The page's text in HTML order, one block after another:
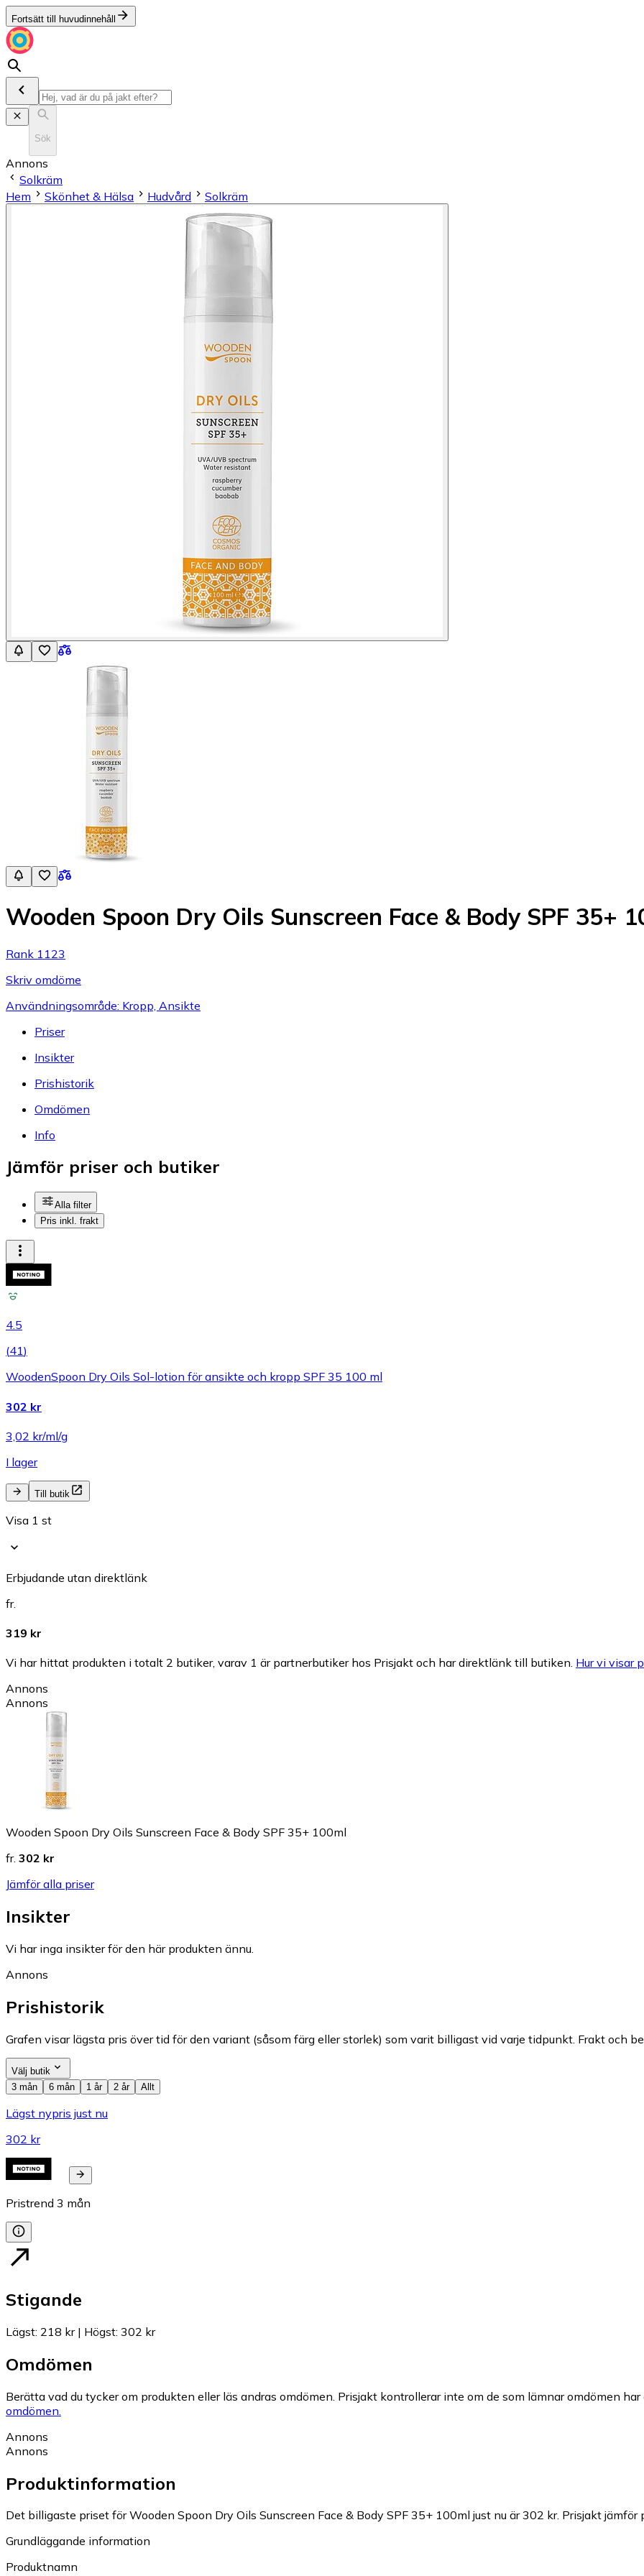
Fortsätt till huvudinnehåll
Sök
Annons
Solkräm
Hem
Skönhet & Hälsa Hudvård Solkräm
Wooden Spoon Dry Oils Sunscreen Face & Body SPF 35+
Rank 1123
Skriv omdöme
Användningsområde: Kropp, Ansikte
Priser
Insikter
Prishistorik
Omdömen
Info
Jämför priser och butiker
Alla filter
Pris inkl. frakt
4.5
(41)
WoodenSpoon Dry Oils Sol-lotion för ansikte och kropp SPF 35 100 ml
302 kr
3,02 kr/ml/g
I lager
Till butik
Visa 1 st
Erbjudande utan direktlänk
fr.
319 kr
Vi har hittat produkten i totalt 2 butiker, varav 1 är partnerbutiker hos Prisjakt och har direktlänk till butiken. Hur vi visar
Annons
Annons
Wooden Spoon Dry Oils Sunscreen Face & Body SPF 35+ 100ml
fr. 302 kr
Jämför alla priser
Insikter
Vi har inga insikter för den här produkten ännu.
Annons
Prishistorik
Grafen visar lägsta pris över tid för den variant (såsom färg eller storlek) som varit billigast vid varje tidpunkt. Frakt och
Välj butik
3 mån
6 mån 1 år 2 år Allt
Lägst nypris just nu
302 kr
Pristrend 3 mån
Stigande
Lägst: 218 kr| Högst: 302 kr
Omdömen
Berätta vad du tycker om produkten eller läs andras omdömen. Prisjakt kontrollerar inte om de som lämnar omdömen
omdömen.
Annons
Annons
Produktinformation
Det billigaste priset för Wooden Spoon Dry Oils Sunscreen Face & Body SPF 35+ 100ml just nu är 302 kr. Prisjakt jämför
Grundläggande information
Produktnamn